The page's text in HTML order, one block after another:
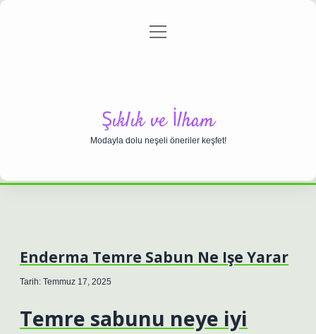
Gizlilik Politikası
menüyü
Şıklık ve İlham
Modayla dolu neşeli öneriler keşfet!
Enderma Temre Sabun Ne Işe Yarar
Tarih: Temmuz 17, 2025
Temre sabunu neye iyi